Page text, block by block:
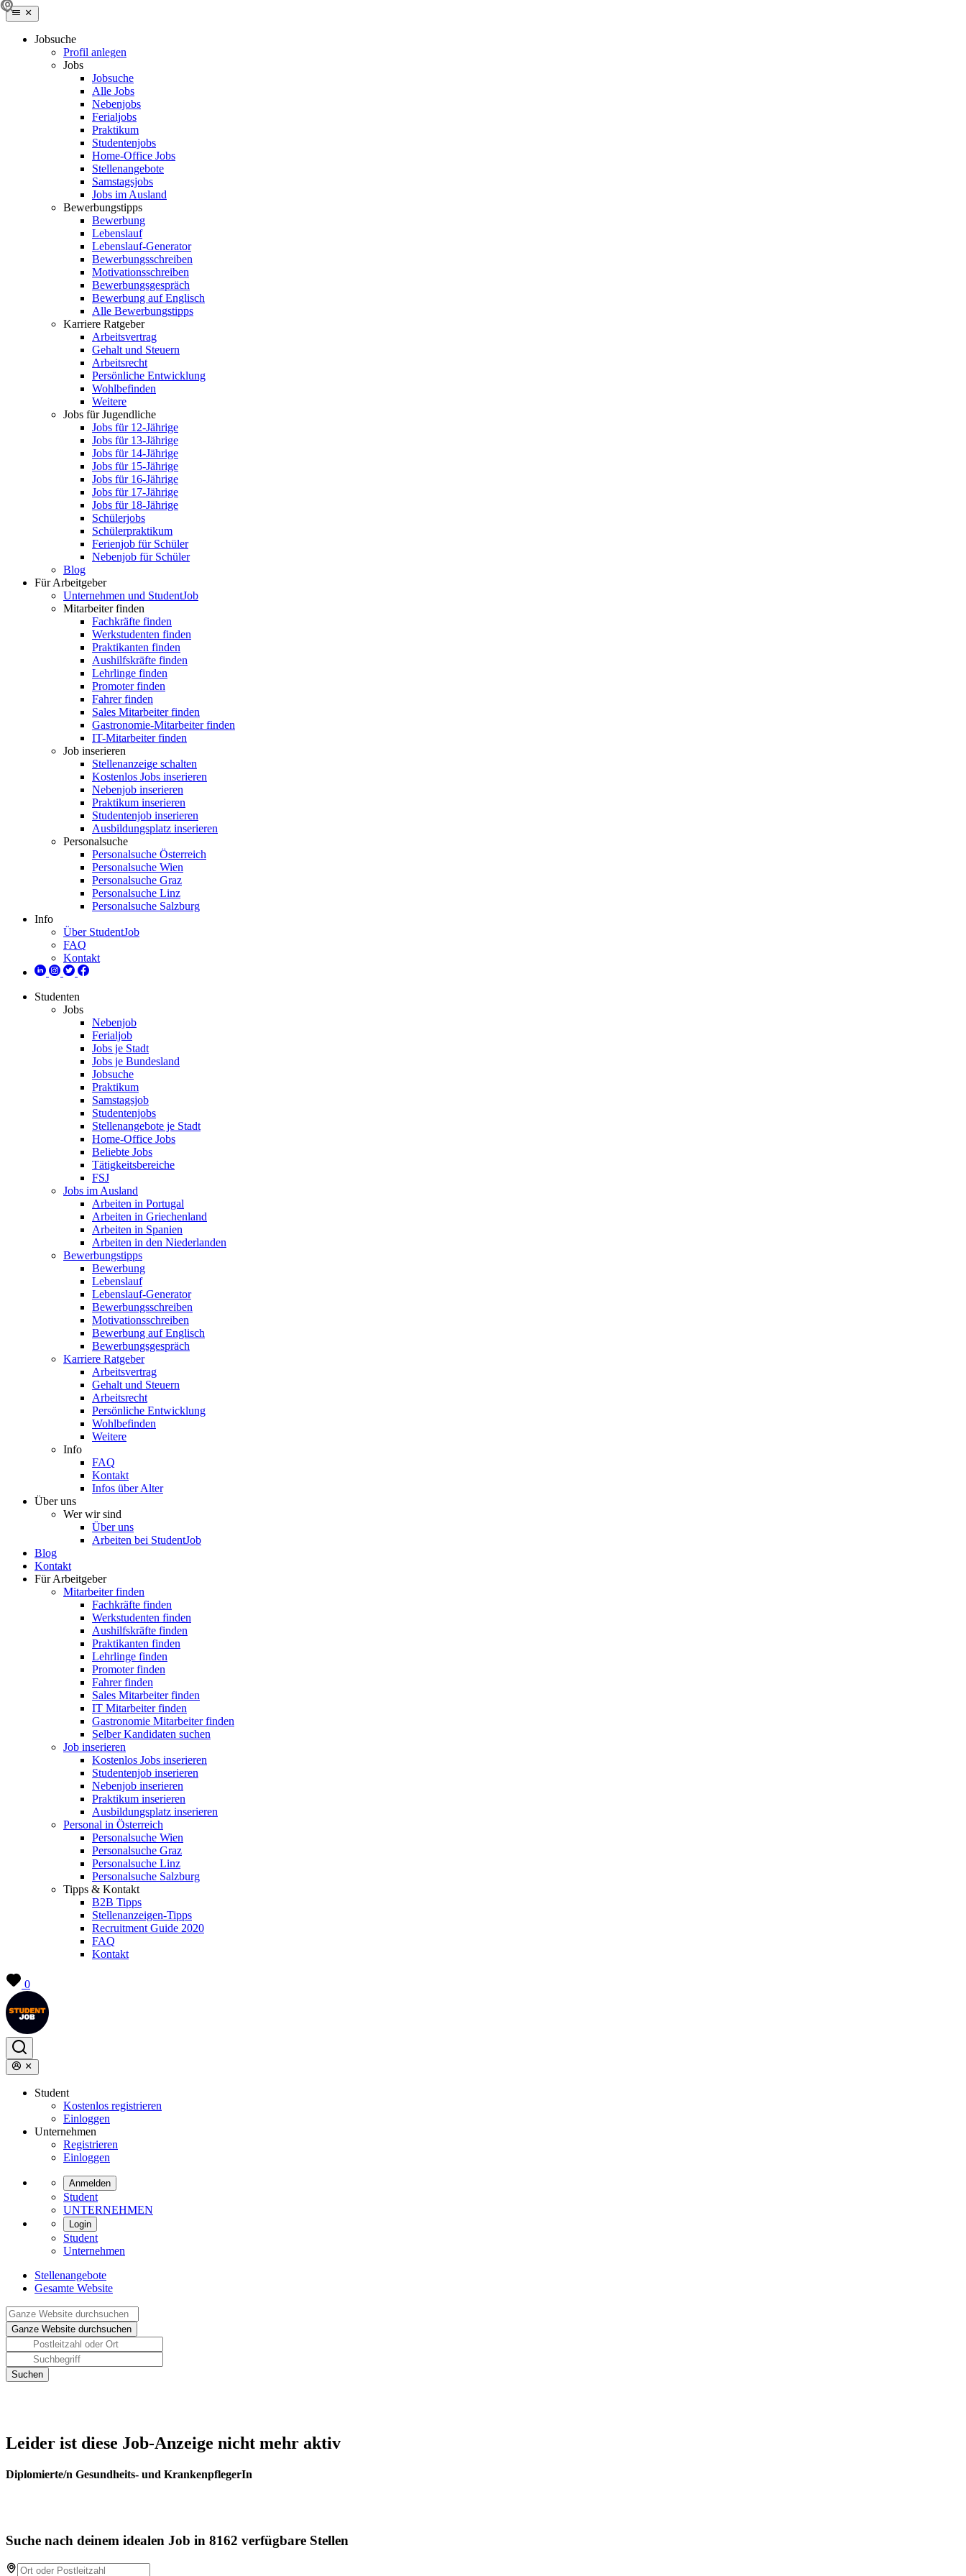
Jobsuche
Profil anlegen
Jobs
Jobsuche
Alle Jobs
Nebenjobs
Ferialjobs
Praktikum
Studentenjobs
Home-Office Jobs
Stellenangebote
Samstagsjobs
Jobs im Ausland
Bewerbungstipps
Bewerbung
Lebenslauf
Lebenslauf-Generator
Bewerbungsschreiben
Motivationsschreiben
Bewerbungsgespräch
Bewerbung auf Englisch
Alle Bewerbungstipps
Karriere Ratgeber
Arbeitsvertrag
Gehalt und Steuern
Arbeitsrecht
Persönliche Entwicklung
Wohlbefinden
Weitere
Jobs für Jugendliche
Jobs für 12-Jährige
Jobs für 13-Jährige
Jobs für 14-Jährige
Jobs für 15-Jährige
Jobs für 16-Jährige
Jobs für 17-Jährige
Jobs für 18-Jährige
Schülerjobs
Schülerpraktikum
Ferienjob für Schüler
Nebenjob für Schüler
Blog
Für Arbeitgeber
Unternehmen und StudentJob
Mitarbeiter finden
Fachkräfte finden
Werkstudenten finden
Praktikanten finden
Aushilfskräfte finden
Lehrlinge finden
Promoter finden
Fahrer finden
Sales Mitarbeiter finden
Gastronomie-Mitarbeiter finden
IT-Mitarbeiter finden
Job inserieren
Stellenanzeige schalten
Kostenlos Jobs inserieren
Nebenjob inserieren
Praktikum inserieren
Studentenjob inserieren
Ausbildungsplatz inserieren
Personalsuche
Personalsuche Österreich
Personalsuche Wien
Personalsuche Graz
Personalsuche Linz
Personalsuche Salzburg
Info
Über StudentJob
FAQ
Kontakt
Studenten
Jobs
Nebenjob
Ferialjob
Jobs je Stadt
Jobs je Bundesland
Jobsuche
Praktikum
Samstagsjob
Studentenjobs
Stellenangebote je Stadt
Home-Office Jobs
Beliebte Jobs
Tätigkeitsbereiche
FSJ
Jobs im Ausland
Arbeiten in Portugal
Arbeiten in Griechenland
Arbeiten in Spanien
Arbeiten in den Niederlanden
Bewerbungstipps
Bewerbung
Lebenslauf
Lebenslauf-Generator
Bewerbungsschreiben
Motivationsschreiben
Bewerbung auf Englisch
Bewerbungsgespräch
Karriere Ratgeber
Arbeitsvertrag
Gehalt und Steuern
Arbeitsrecht
Persönliche Entwicklung
Wohlbefinden
Weitere
Info
FAQ
Kontakt
Infos über Alter
Über uns
Wer wir sind
Über uns
Arbeiten bei StudentJob
Blog
Kontakt
Für Arbeitgeber
Mitarbeiter finden
Fachkräfte finden
Werkstudenten finden
Aushilfskräfte finden
Praktikanten finden
Lehrlinge finden
Promoter finden
Fahrer finden
Sales Mitarbeiter finden
IT Mitarbeiter finden
Gastronomie Mitarbeiter finden
Selber Kandidaten suchen
Job inserieren
Kostenlos Jobs inserieren
Studentenjob inserieren
Nebenjob inserieren
Praktikum inserieren
Ausbildungsplatz inserieren
Personal in Österreich
Personalsuche Wien
Personalsuche Graz
Personalsuche Linz
Personalsuche Salzburg
Tipps & Kontakt
B2B Tipps
Stellenanzeigen-Tipps
Recruitment Guide 2020
FAQ
Kontakt
0
Student
Kostenlos registrieren
Einloggen
Unternehmen
Registrieren
Einloggen
Anmelden
Student
UNTERNEHMEN
Login
Student
Unternehmen
Stellenangebote
Gesamte Website
Leider ist diese Job-Anzeige nicht mehr aktiv
Diplomierte/n Gesundheits- und KrankenpflegerIn
Suche nach deinem idealen Job in 8162 verfügbare Stellen